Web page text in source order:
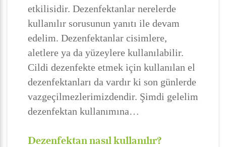
etkilisidir. Dezenfektanlar nerelerde
kullanılır sorusunun yanıtı ile devam
edelim. Dezenfektanlar cisimlere,
aletlere ya da yüzeylere kullanılabilir.
Cildi dezenfekte etmek için kullanılan el
dezenfektanları da vardır ki son günlerde
vazgeçilmezlerimizdendir. Şimdi gelelim
dezenfektan kullanımına…
Dezenfektan nasıl kullanılır?